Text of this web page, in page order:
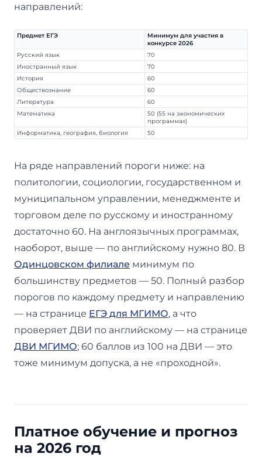
направлений:
Предмет ЕГЭ
Минимум для участия в
конкурсе 2026
Русский язык
70
Иностранный язык
70
История
60
Обществознание
60
Литература
60
Математика
50 (55 на экономических
программах)
Информатика, география, биология
50
На ряде направлений пороги ниже: на
политологии, социологии, государственном и
муниципальном управлении, менеджменте и
торговом деле по русскому и иностранному
достаточно 60. На англоязычных программах,
наоборот, выше — по английскому нужно 80. В
Одинцовском филиале минимум по
большинству предметов — 50. Полный разбор
порогов по каждому предмету и направлению
— на странице ЕГЭ для МГИМО, а что
проверяет ДВИ по английскому — на странице
ДВИ МГИМО; 60 баллов из 100 на ДВИ — это
тоже минимум допуска, а не «проходной».
Платное обучение и прогноз
на 2026 год